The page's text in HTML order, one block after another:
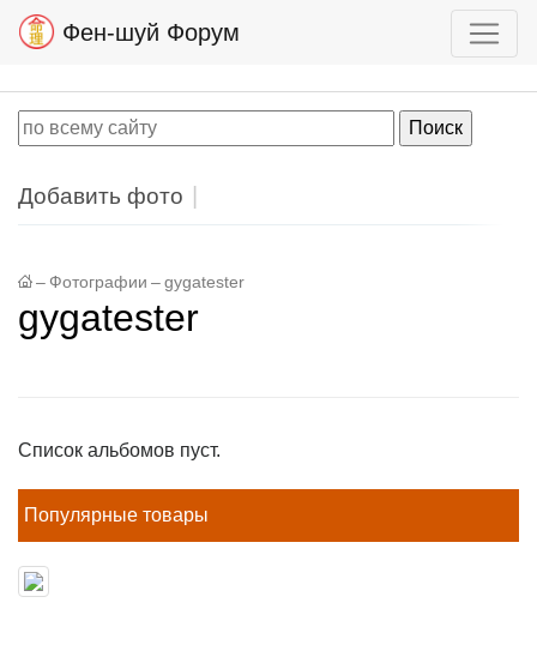
Фен-шуй Форум
Добавить фото
– Фотографии – gygatester
gygatester
Список альбомов пуст.
Популярные товары